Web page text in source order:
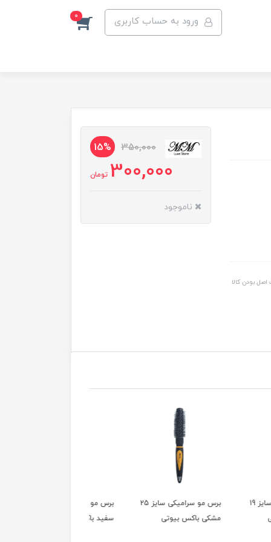
ورود به حساب کاربری 0
بودن کالا
350,000
15%
300,000 تومان
ناموجود
برس مو سرامیکی سایز 25
باکس بیوتی
برس مو سرامیکی سایز 32
سفید باکس بیوتی